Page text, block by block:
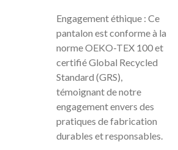
Engagement éthique : Ce
pantalon est conforme à la
norme OEKO-TEX 100 et
certifié Global Recycled
Standard (GRS),
témoignant de notre
engagement envers des
pratiques de fabrication
durables et responsables.